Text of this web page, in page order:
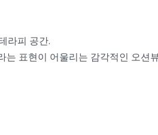
라피 공간.
는 표현이 어울리는 감각적인 오션